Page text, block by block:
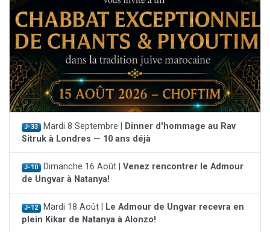
J-33 Mardi 8 Septembre |
Dinner d'hommage au Rav
Sitruk à Londres — 10 ans déjà
J-10 Dimanche 16 Août | Venez rencontrer le Admour
de Ungvar à Natanya!
J-12 Mardi 18 Août |
Le Admour de Ungvar recevra en
plein Kikar de Natanya à Alonzo!